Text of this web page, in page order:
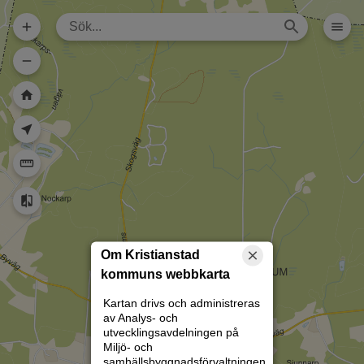
Dela karta (lång
url)
Om kartan
Kristianstad
Om Kristianstad
kommuns webbkarta
Kartan drivs och administreras
av Analys- och
utvecklingsavdelningen på
Miljö- och
samhällsbyggnadsförvaltningen.